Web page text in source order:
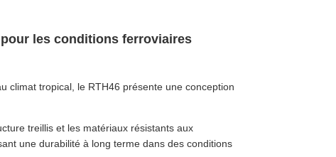
les conditions ferroviaires
climat tropical, le RTH46 présente une conception
treillis et les matériaux résistants aux
une durabilité à long terme dans des conditions